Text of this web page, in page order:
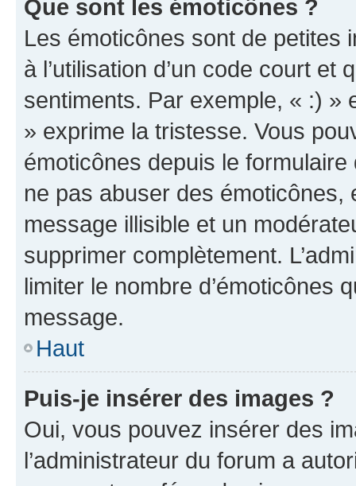
Que sont les émoticônes ?
Les émoticônes sont de petites
à l’utilisation d’un code court et
sentiments. Par exemple, « :) »
» exprime la tristesse. Vous
émoticônes depuis le
ne pas abuser des
message illisible et un
supprimer complètement.
limiter le nombre d’émoticônes
message.
Haut
Puis-je insérer des images ?
Oui, vous pouvez insérer des
l’administrateur du forum a